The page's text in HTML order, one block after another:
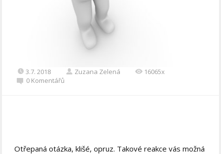
3.7. 2018 Zuzana Zelená
16065x
0 Komentářů
Otřepaná otázka, klišé, opruz. Takové reakce vás možná